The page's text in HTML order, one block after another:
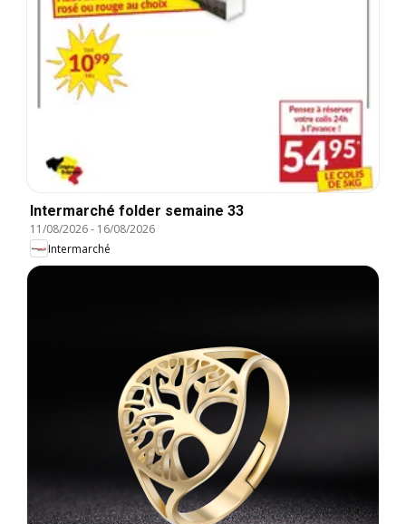
Intermarché folder semaine 33
11/08/2026- 16/08/2026
Intermarché